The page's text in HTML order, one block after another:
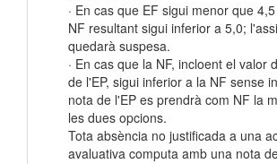
· En cas que EF sigui menor que
NF resultant sigui inferior a 5,0;
quedarà suspesa.
· En cas que la NF, incloent el valor
de l'EP, sigui inferior a la NF sense
nota de l'EP es prendrà com NF la
les dues opcions.
Tota absència no justificada a una
avaluativa computa amb una nota